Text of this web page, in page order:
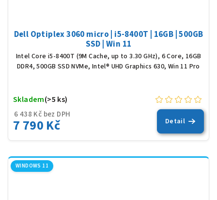
Dell Optiplex 3060 micro | i5-8400T | 16GB | 500GB
SSD | Win 11
Intel Core i5-8400T (9M Cache, up to 3.30 GHz), 6 Core, 16GB
DDR4, 500GB SSD NVMe, Intel® UHD Graphics 630, Win 11 Pro
6 438 Kč bez DPH
7 790 Kč
Skladem(>5 ks)
Detail
WINDOWS 11